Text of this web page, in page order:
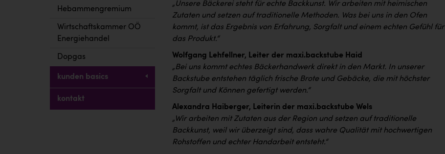
Hebammengremium
Wirtschaftskammer OÖ
Energiehandel
Dopgas
kunden basics
kontakt
„Unsere Bäckerei steht für echte Backkunst. Wir arbeiten mit heimischen
Zutaten und setzen auf traditionelle Methoden. Was bei uns in den Ofen
kommt, ist das Ergebnis von Erfahrung, Sorgfalt und einem echten Gefühl für
das Produkt.“
Wolfgang Lehfellner, Leiter der maxi.backstube Haid
„Bei uns kommt echtes Bäckerhandwerk direkt in den Markt. In unserer
Backstube entstehen täglich frische Brote und Gebäcke, die mit höchster
Sorgfalt und Können gefertigt werden.“
Alexandra Haiberger, Leiterin der maxi.backstube Wels
„Wir arbeiten mit Zutaten aus der Region und setzen auf traditionelle
Backkunst, weil wir überzeigt sind, dass wahre Qualität mit hochwertigen
Rohstoffen und echter Handarbeit entsteht.“